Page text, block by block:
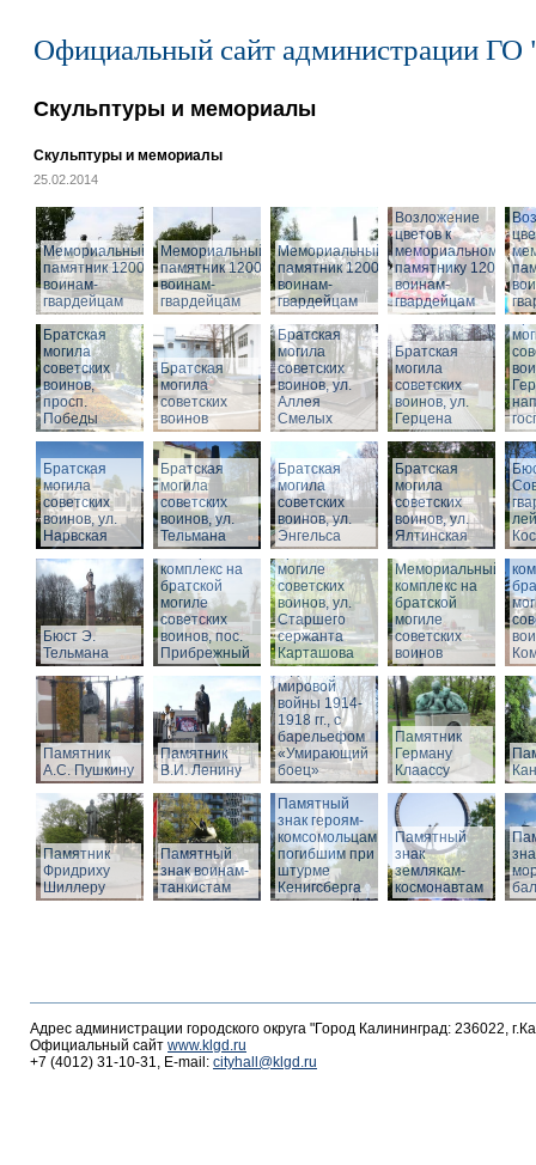
Официальный сайт администрации ГО
Скульптуры и мемориалы
Скульптуры и мемориалы
25.02.2014
Мемориальный
памятник 1200
воинам-
гвардейцам
Мемориальный
памятник 1200
воинам-
гвардейцам
Мемориальный
памятник 1200
воинам-
гвардейцам
Возложение
цветов к
мемориальному
памятнику 1200
воинам-
гвардейцам
Братская
могила
советских
воинов,
просп.
Победы
Братская
могила
советских
воинов
Братская
могила
советских
воинов, ул.
Аллея
Смелых
Братская
могила
советских
воинов, ул.
Герцена
Братская
могила
советских
воинов, ул.
Нарвская
Братская
могила
советских
воинов, ул.
Тельмана
Братская
могила
советских
воинов, ул.
Энгельса
Братская
могила
советских
воинов, ул.
Ялтинская
Бюст Э.
Тельмана
Мемориальный
комплекс на
братской
могиле
советских
воинов, пос.
Прибрежный
Мемориальный
комплекс на
братской
могиле
советских
воинов, ул.
Старшего
сержанта
Карташова
Мемориальный
комплекс на
братской
могиле
советских
воинов
Памятник
А.С. Пушкину
Памятник
В.И. Ленину
Памятник
воинам,
погибшим в
годы Первой
мировой
войны 1914-
1918 гг., с
барельефом
«Умирающий
боец»
Памятник
Герману
Клаассу
Памятник
Фридриху
Шиллеру
Памятный
знак воинам-
танкистам
Памятный
знак героям-
комсомольцам,
погибшим при
штурме
Кенигсберга
Памятный
знак
землякам-
космонавтам
Адрес администрации городского округа "Город Калининград: 236022,
Официальный сайт www.klgd.ru
+7 (4012) 31-10-31, E-mail: cityhall@klgd.ru